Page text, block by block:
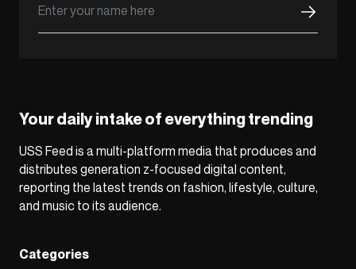
Your daily intake of everything trending
USS Feed is a multi-platform media that produces and
distributes generation z-focused digital content,
reporting the latest trends on fashion, lifestyle, culture,
and music to its audience.
Categories